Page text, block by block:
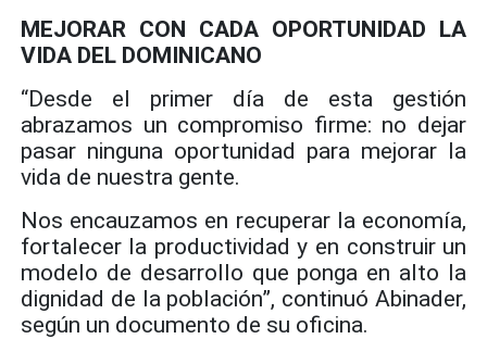
MEJORAR CON CADA OPORTUNIDAD LA
VIDA DEL DOMINICANO
“Desde el primer día de esta gestión
abrazamos un compromiso firme: no dejar
pasar ninguna oportunidad para mejorar la
vida de nuestra gente.
Nos encauzamos en recuperar la economía,
fortalecer la productividad y en construir un
modelo de desarrollo que ponga en alto la
dignidad de la población”, continuó Abinader,
según un documento de su oficina.